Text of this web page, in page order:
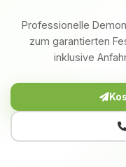
Professionelle
zum garantierten
inklusive